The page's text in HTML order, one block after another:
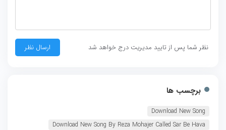
نظر شما پس از تایید مدیریت درج خواهد شد
برچسب ها
Download New Song
Download New Song By Reza Mohajer Called Sar Be Hava